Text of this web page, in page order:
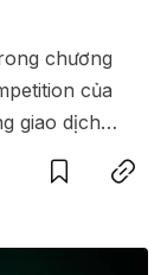
chương
của
giao dịch
SaveCopy link